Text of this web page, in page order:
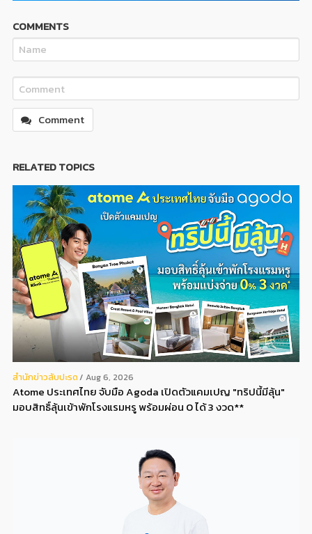
COMMENTS
Comment
RELATED TOPICS
สํานักข่าวสับปะรด Aug 6, 2026
Atome ประเทศไทย จับมือ Agoda เปิดตัวแคมเปญ "ทริปนี้มีลุ้น"
มอบสิทธิ์ลุ้นเข้าพักโรงแรมหรู พร้อมผ่อน 0 ได้ 3 งวด**